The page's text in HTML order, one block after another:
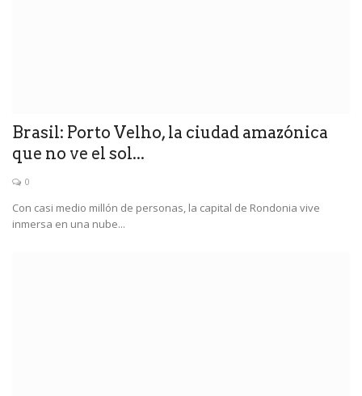
Brasil: Porto Velho, la ciudad amazónica
que no ve el sol...
0
Con casi medio millón de personas, la capital de Rondonia vive
inmersa en una nube...